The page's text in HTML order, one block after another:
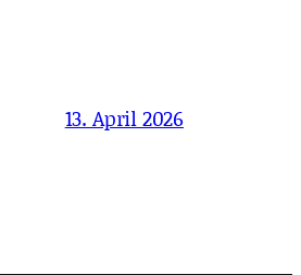
13. April 2026